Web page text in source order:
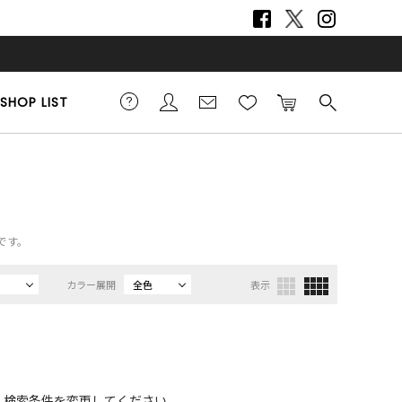
SHOP LIST
。
カラー展開 全色 表示